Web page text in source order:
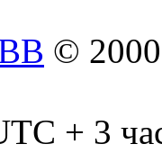
©
+ 3